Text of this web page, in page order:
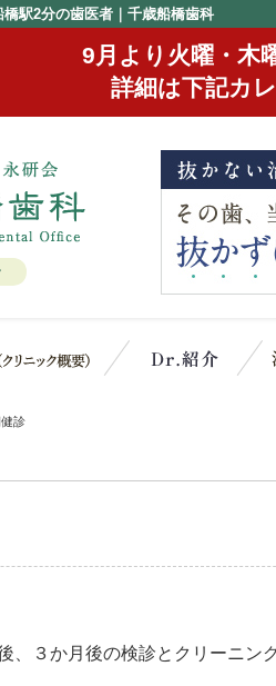
駅2分の歯医者｜千歳船橋歯科
9月より火曜・木
詳細は下記カ
クリニック概要(初ス
診
、３か月後の検診とクリーニン